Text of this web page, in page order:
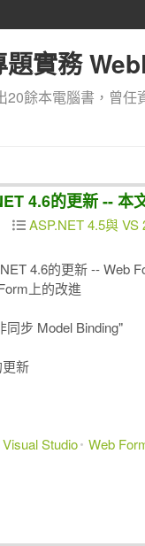
題實務
20餘本電腦書，曾
4.6的更新 -- 本
ASP.NET 4.5與 VS
4.6的更新 -- Web
上的改進
同步 Model Binding"
新
Visual Studio Web